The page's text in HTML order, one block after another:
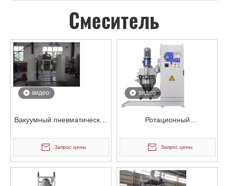
Смеситель
видео
Вакуумный пневматический
смеситель для контейнеров
для порошка
Запрос цены
видео
Ротационный
электростатический
смеситель для порошковых
контейнеров
Запрос цены